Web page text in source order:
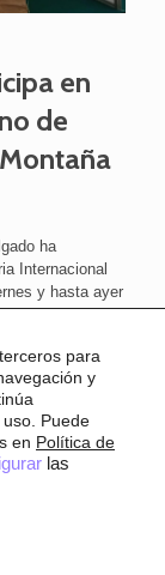
en
de
ha
Internacional
y hasta ayer
para
y
Puede
en Política de
las